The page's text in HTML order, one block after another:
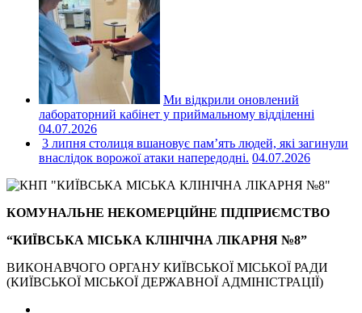
Ми відкрили оновлений
лабораторний кабінет у приймальному відділенні
04.07.2026
3 липня столиця вшановує пам’ять людей, які загинули
внаслідок ворожої атаки напередодні. 04.07.2026
КОМУНАЛЬНЕ НЕКОМЕРЦІЙНЕ ПІДПРИЄМСТВО
“КИЇВСЬКА МІСЬКА КЛІНІЧНА ЛІКАРНЯ №8”
ВИКОНАВЧОГО ОРГАНУ КИЇВСЬКОЇ МІСЬКОЇ РАДИ
(КИЇВСЬКОЇ МІСЬКОЇ ДЕРЖАВНОЇ АДМІНІСТРАЦІЇ)